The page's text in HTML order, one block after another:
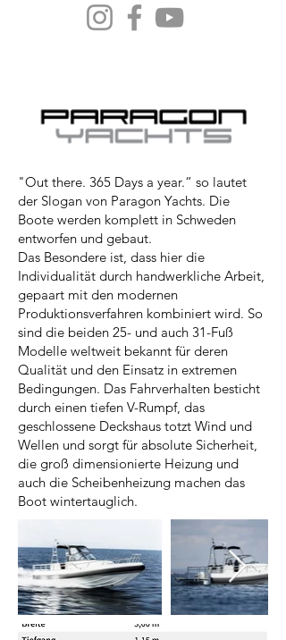
"Out there. 365 Days a year.“ so lautet
der Slogan von Paragon Yachts. Die
Boote werden komplett in Schweden
entworfen und gebaut.
Das Besondere ist, dass hier die
Individualität durch handwerkliche Arbeit,
gepaart mit den modernen
Produktionsverfahren kombiniert wird. So
sind die beiden 25- und auch 31-Fuß
Modelle weltweit bekannt für deren
Qualität und den Einsatz in extremen
Bedingungen. Das Fahrverhalten besticht
durch einen tiefen V-Rumpf, das
geschlossene Deckshaus totzt Wind und
Wellen und sorgt für absolute Sicherheit,
die groß dimensionierte Heizung und
auch die Scheibenheizung machen das
Boot wintertauglich.